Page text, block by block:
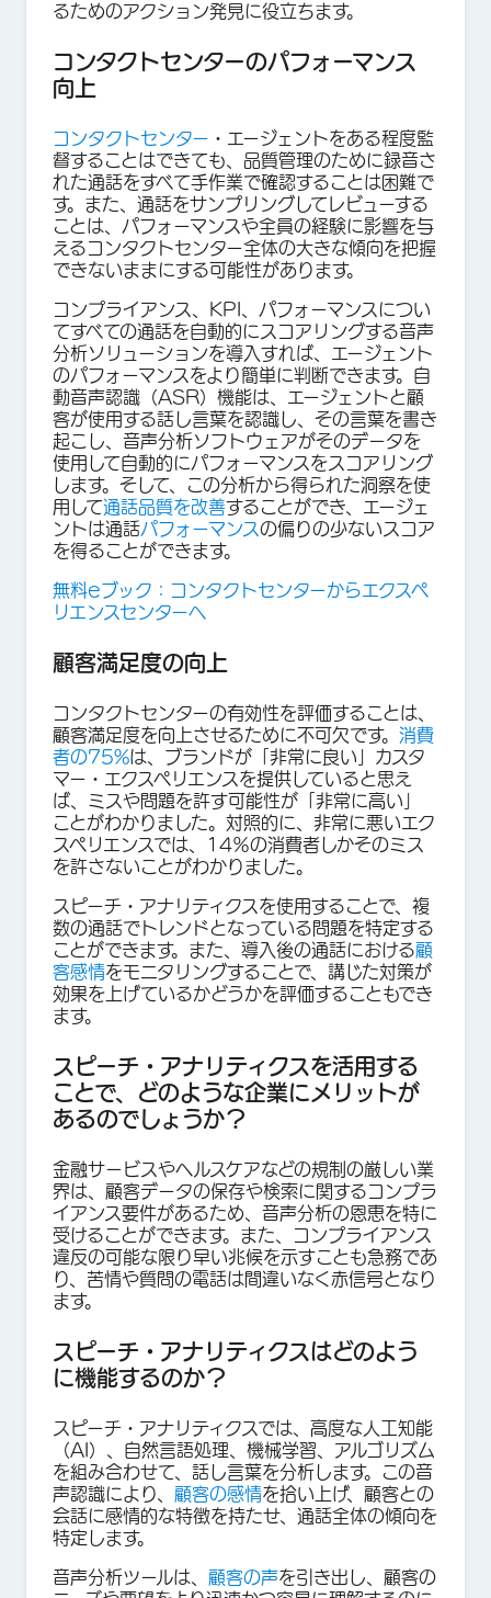
るためのアクション発見に役立ちます。
コンタクトセンターのパフォーマンス
向上
コンタクトセンター ・エージェントをある程度監
督することはできても、品質管理のために録音さ
れた通話をすべて手作業で確認することは困難で
す。また、通話をサンプリングしてレビューする
ことは、パフォーマンスや全員の経験に影響を与
えるコンタクトセンター全体の大きな傾向を把握
できないままにする可能性があります。
コンプライアンス、KPI、パフォーマンスについ
てすべての通話を自動的にスコアリングする音声
分析ソリューションを導入すれば、エージェント
のパフォーマンスをより簡単に判断できます。自
動音声認識（ASR）機能は、エージェントと顧
客が使用する話し言葉を認識し、その言葉を書き
起こし、音声分析ソフトウェアがそのデータを
使用して自動的にパフォーマンスをスコアリング
します。そして、この分析から得られた洞察を使
用して通話品質を改善することができ、エージェ
ントは通話パフォーマンスの偏りの少ないスコア
を得ることができます。
無料eブック：コンタクトセンターからエクスペ
リエンスセンターへ
顧客満足度の向上
コンタクトセンターの有効性を評価することは、
顧客満足度を向上させるために不可欠です。 消費
者の75%は、ブランドが「非常に良い」カスタ
マー・エクスペリエンスを提供していると思え
ば、ミスや問題を許す可能性が「非常に高い」
ことがわかりました。対照的に、非常に悪いエク
スペリエンスでは、14％の消費者しかそのミス
を許さないことがわかりました。
スピーチ・アナリティクスを使用することで、複
数の通話でトレンドとなっている問題を特定する
ことができます。また、導入後の通話における顧
客感情をモニタリングすることで、講じた対策が
効果を上げているかどうかを評価することもでき
ます。
スピーチ・アナリティクスを活用する
ことで、どのような企業にメリットが
あるのでしょうか？
金融サービスやヘルスケアなどの規制の厳しい業
界は、顧客データの保存や検索に関するコンプラ
イアンス要件があるため、音声分析の恩恵を特に
受けることができます。また、コンプライアンス
違反の可能な限り早い兆候を示すことも急務であ
り、苦情や質問の電話は間違いなく赤信号となり
ます。
スピーチ・アナリティクスはどのよう
に機能するのか？
スピーチ・アナリティクスでは、高度な人工知能
（AI）、自然言語処理、機械学習、アルゴリズム
を組み合わせて、話し言葉を分析します。この音
声認識により、 顧客の感情を拾い上げ、顧客との
会話に感情的な特徴を持たせ、通話全体の傾向を
特定します。
音声分析ツールは、 顧客の声を引き出し、顧客の